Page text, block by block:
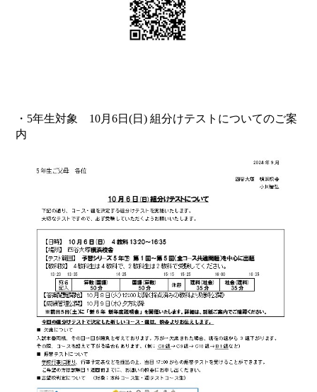
・5年生対象 10月6日(日) 組分けテストについてのご案
内